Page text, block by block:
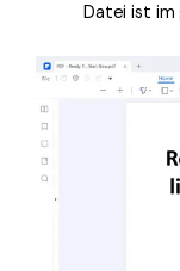
Datei ist im